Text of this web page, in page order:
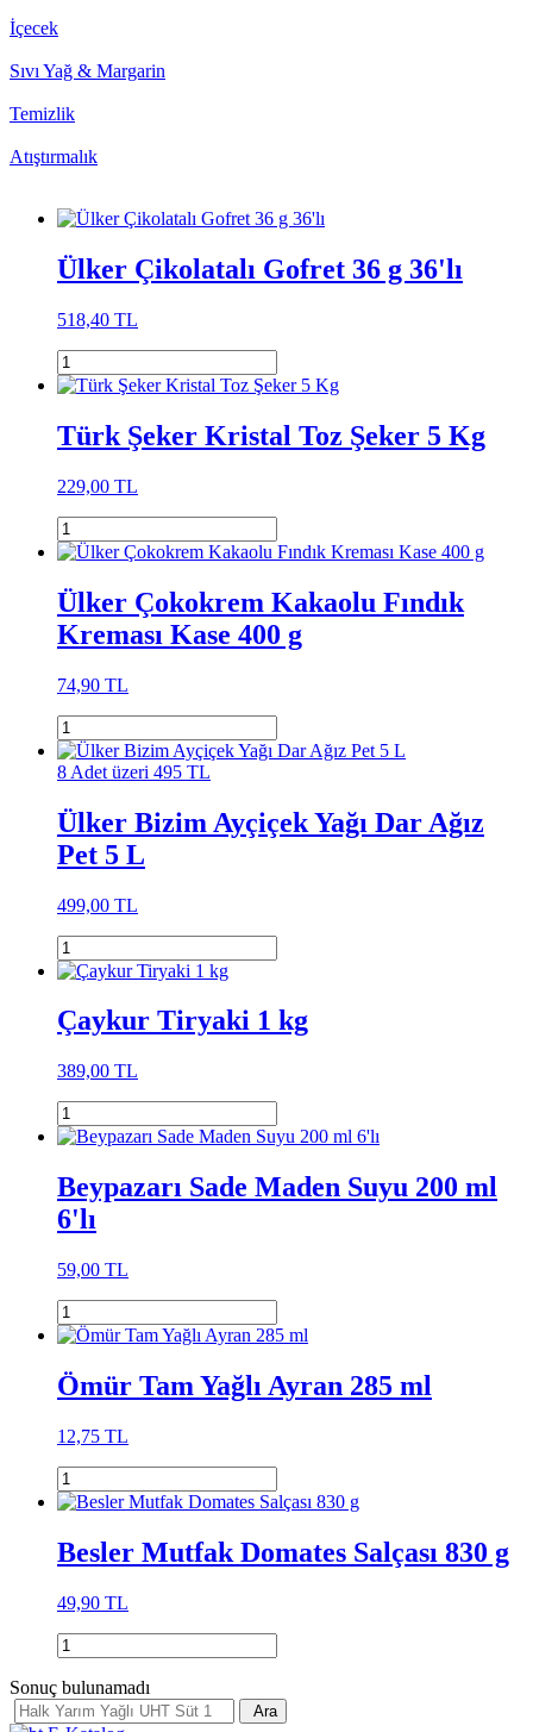
İçecek
Sıvı Yağ & Margarin
Temizlik
Atıştırmalık
Ülker Çikolatalı Gofret 36 g 36'lı
518,40 TL
Türk Şeker Kristal Toz Şeker 5 Kg
229,00 TL
Ülker Çokokrem Kakaolu Fındık
Kreması Kase 400 g
74,90 TL
8 Adet üzeri 495 TL
Ülker Bizim Ayçiçek Yağı Dar Ağız
Pet 5 L
499,00 TL
Çaykur Tiryaki 1 kg
389,00 TL
Beypazarı Sade Maden Suyu 200 ml
6'lı
59,00 TL
Ömür Tam Yağlı Ayran 285 ml
12,75 TL
Besler Mutfak Domates Salçası 830 g
49,90 TL
Sonuç bulunamadı
Ara